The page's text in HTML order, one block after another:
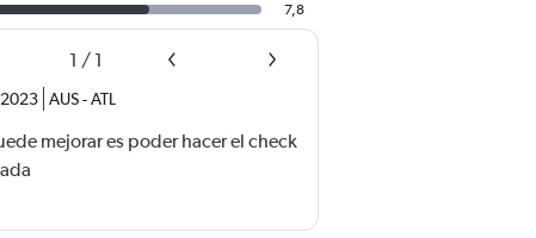
7,8
1 / 1
AUS-ATL
mejorar es poder hacer el check